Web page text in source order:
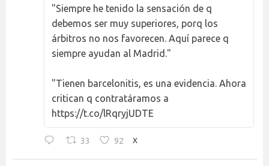
"Siempre he tenido la sensación de q
debemos ser muy superiores, porq los
árbitros no nos favorecen. Aquí parece q
siempre ayudan al Madrid."
"Tienen barcelonitis, es una evidencia. Ahora
critican q contratáramos a
https://t.co/lRqryjUDTE
33 92 X